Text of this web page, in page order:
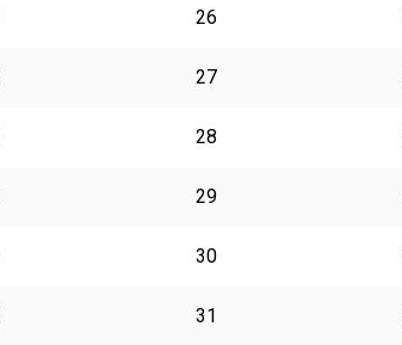
26
27
28
29
30
31